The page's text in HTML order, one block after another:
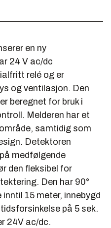
en ny
24 V ac/dc
relé og er
og ventilasjon. Den
beregnet for bruk i
Melderen har et
samtidig som
Detektoren
medfølgende
den fleksibel for
Den har 90°
15 meter, innebygd
på 5 sek.
24V ac/dc.